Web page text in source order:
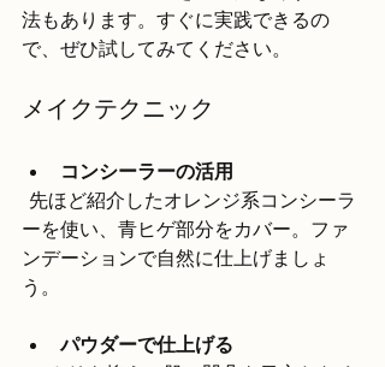
法もあります。すぐに実践できるの
で、ぜひ試してみてください。
メイクテクニック
コンシーラーの活用
ーを使い、青ヒゲ部分をカバー。ファ
ンデーションで自然に仕上げましょ
う。
パウダーで仕上げる